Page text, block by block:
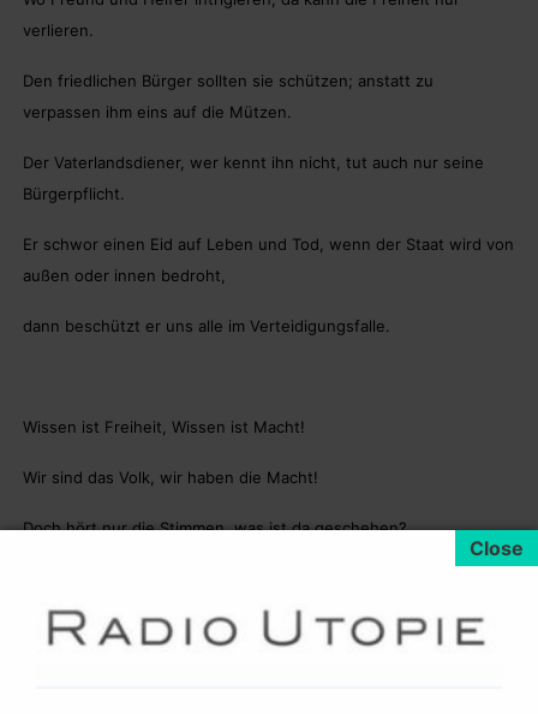
verlieren.
Den friedlichen Bürger sollten sie schützen; anstatt zu
verpassen ihm eins auf die Mützen.
Der Vaterlandsdiener, wer kennt ihn nicht, tut auch nur seine
Bürgerpflicht.
Er schwor einen Eid auf Leben und Tod, wenn der Staat wird von
außen oder innen bedroht,
dann beschützt er uns alle im Verteidigungsfalle.
Wissen ist Freiheit, Wissen ist Macht!
Wir sind das Volk, wir haben die Macht!
Doch hört nur die Stimmen, was ist da geschehen?